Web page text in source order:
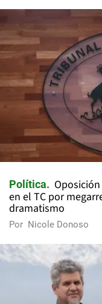
Política
en el TC por
dramatismo
Por Nicole Donoso